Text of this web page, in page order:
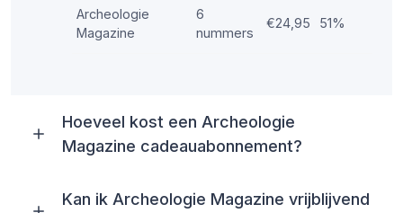
Archeologie
Magazine
6
nummers
€24,95 51%
Hoeveel kost een Archeologie
Magazine cadeauabonnement?
Kan ik Archeologie Magazine vrijblijvend